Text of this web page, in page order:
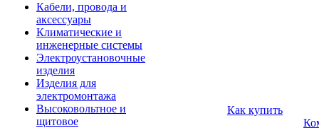
Кабели, провода и
аксессуары
Климатические и
инженерные системы
Электроустановочные
изделия
Изделия для
электромонтажа
Высоковольтное и
щитовое
Как купить